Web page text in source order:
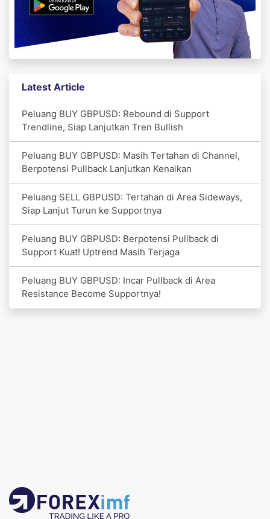
Latest Article
Peluang BUY GBPUSD: Rebound di Support
Trendline, Siap Lanjutkan Tren Bullish
Peluang BUY GBPUSD: Masih Tertahan di Channel,
Berpotensi Pullback Lanjutkan Kenaikan
Peluang SELL GBPUSD: Tertahan di Area Sideways,
Siap Lanjut Turun ke Supportnya
Peluang BUY GBPUSD: Berpotensi Pullback di
Support Kuat! Uptrend Masih Terjaga
Peluang BUY GBPUSD: Incar Pullback di Area
Resistance Become Supportnya!